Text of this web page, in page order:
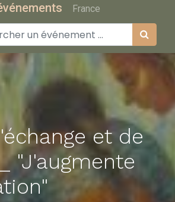
France
et de
"J'augmente